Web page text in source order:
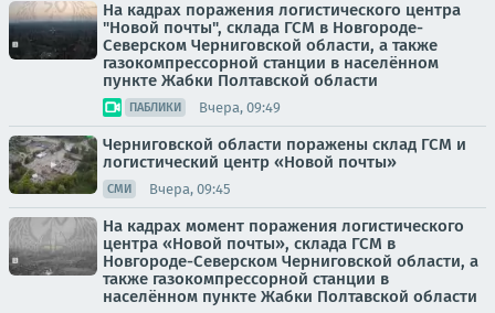
На кадрах поражения логистического центра
"Новой почты", склада ГСМ в Новгороде-
Северском Черниговской области, а также
газокомпрессорной станции в населённом
пункте Жабки Полтавской области
ПАБЛИКИ Вчера, 09:49
Черниговской области поражены склад ГСМ и
логистический центр «Новой почты»
СМИ Вчера, 09:45
На кадрах момент поражения логистического
центра «Новой почты», склада ГСМ в
Новгороде-Северском Черниговской области, а
также газокомпрессорной станции в
населённом пункте Жабки Полтавской области